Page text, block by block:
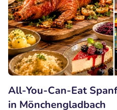
All-You-Can-Eat
in Mönchengladbach